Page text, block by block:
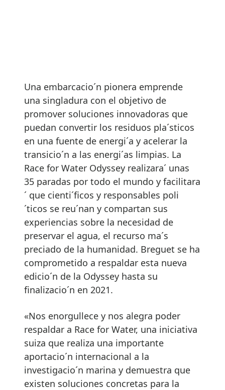
Una embarcacio´n pionera emprende
una singladura con el objetivo de
promover soluciones innovadoras que
puedan convertir los residuos pla´sticos
en una fuente de energi´a y acelerar la
transicio´n a las energi´as limpias. La
Race for Water Odyssey realizara´ unas
35 paradas por todo el mundo y facilitara
´ que cienti´ficos y responsables poli
´ticos se reu´nan y compartan sus
experiencias sobre la necesidad de
preservar el agua, el recurso ma´s
preciado de la humanidad. Breguet se ha
comprometido a respaldar esta nueva
edicio´n de la Odyssey hasta su
finalizacio´n en 2021.
«Nos enorgullece y nos alegra poder
respaldar a Race for Water, una iniciativa
suiza que realiza una importante
aportacio´n internacional a la
investigacio´n marina y demuestra que
existen soluciones concretas para la